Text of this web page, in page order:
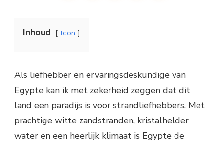
Inhoud toon
Als liefhebber en ervaringsdeskundige van
Egypte kan ik met zekerheid zeggen dat dit
land een paradijs is voor strandliefhebbers. Met
prachtige witte zandstranden, kristalhelder
water en een heerlijk klimaat is Egypte de